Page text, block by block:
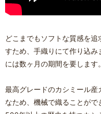
どこまでもソフトな質感を
すため、手織りにて作り込
には数ヶ月の期間を要します。
最高グレードのカシミール
なため、機械で織ることがで